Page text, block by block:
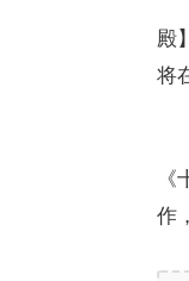
殿
将
作